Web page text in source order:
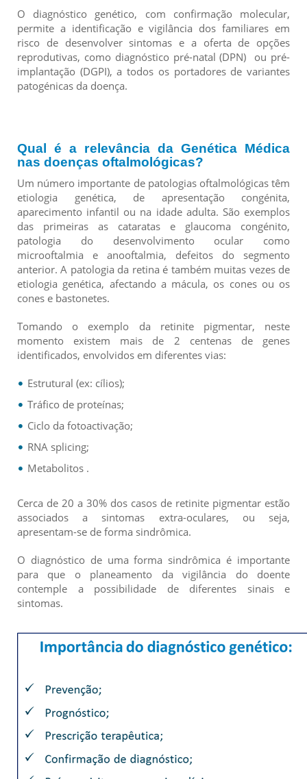
O diagnóstico genético, com confirmação molecular,
permite a identificação e vigilância dos familiares em
risco de desenvolver sintomas e a oferta de opções
reprodutivas, como diagnóstico pré-natal (DPN) ou pré-
implantação (DGPI), a todos os portadores de variantes
patogénicas da doença.
Qual é a relevância da Genética Médica
nas doenças oftalmológicas?
Um número importante de patologias oftalmológicas têm
etiologia genética, de apresentação congénita,
aparecimento infantil ou na idade adulta. São exemplos
das primeiras as cataratas e glaucoma congénito,
patologia do desenvolvimento ocular como
microoftalmia e anooftalmia, defeitos do segmento
anterior. A patologia da retina é também muitas vezes de
etiologia genética, afectando a mácula, os cones ou os
cones e bastonetes.
Tomando o exemplo da retinite pigmentar, neste
momento existem mais de 2 centenas de genes
identificados, envolvidos em diferentes vias:
Estrutural (ex: cílios);
Tráfico de proteínas;
Ciclo da fotoactivação;
RNA splicing;
Metabolitos .
Cerca de 20 a 30% dos casos de retinite pigmentar estão
associados a sintomas extra-oculares, ou seja,
apresentam-se de forma sindrômica.
O diagnóstico de uma forma sindrômica é importante
para que o planeamento da vigilância do doente
contemple a possibilidade de diferentes sinais e
sintomas.